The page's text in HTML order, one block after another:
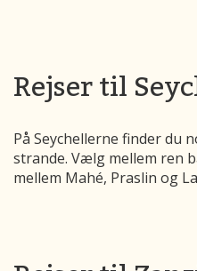
Rejser til
På Seychellerne finder du
strande. Vælg mellem ren
mellem Mahé, Praslin og